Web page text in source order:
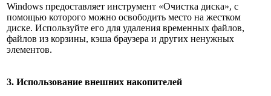
Windows предоставляет инструмент «Очистка диска», с
помощью которого можно освободить место на жестком
диске. Используйте его для удаления временных файлов,
файлов из корзины, кэша браузера и других ненужных
элементов.
3. Использование внешних накопителей